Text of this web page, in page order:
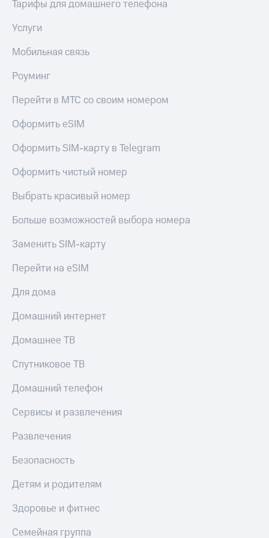
Тарифы для домашнего телефона
Услуги
Мобильная связь
Роуминг
Перейти в МТС со своим номером
Оформить eSIM
Оформить SIM-карту в Telegram
Оформить чистый номер
Выбрать красивый номер
Больше возможностей выбора номера
Заменить SIM-карту
Перейти на eSIM
Для дома
Домашний интернет
Домашнее ТВ
Спутниковое ТВ
Домашний телефон
Сервисы и развлечения
Развлечения
Безопасность
Детям и родителям
Здоровье и фитнес
Семейная группа